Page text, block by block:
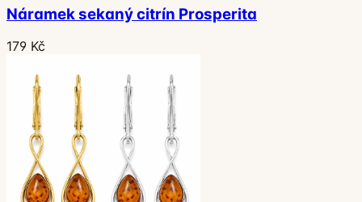
Náramek sekaný citrín Prosperita
179 Kč